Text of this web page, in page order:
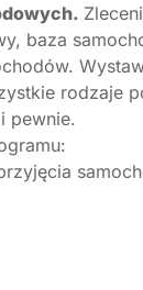
baza
rodzaje
pewnie.